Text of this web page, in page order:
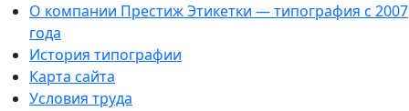
О компании Престиж Этикетки — типография с 2007
года
История типографии
Карта сайта
Условия труда